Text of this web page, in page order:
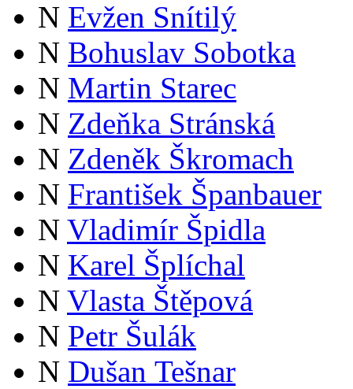
N Evžen Snítilý
N Bohuslav Sobotka
N Martin Starec
N Zdeňka Stránská
N Zdeněk Škromach
N František Španbauer
N Vladimír Špidla
N Karel Šplíchal
N Vlasta Štěpová
N Petr Šulák
N Dušan Tešnar